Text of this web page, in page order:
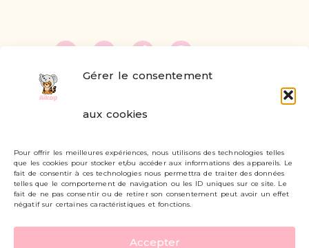
Gérer le consentement
aux cookies
Pour offrir les meilleures expériences, nous utilisons des technologies telles
que les cookies pour stocker et/ou accéder aux informations des appareils. Le
fait de consentir à ces technologies nous permettra de traiter des données
telles que le comportement de navigation ou les ID uniques sur ce site. Le
fait de ne pas consentir ou de retirer son consentement peut avoir un effet
négatif sur certaines caractéristiques et fonctions.
Accepter
Livraisons et retours
Mon compte
Carte cadeau